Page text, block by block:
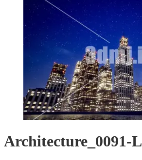
Architecture_0091-L